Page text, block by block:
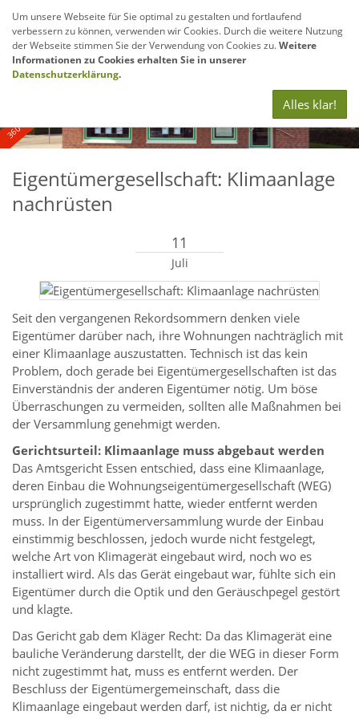
360° - und Luftbildaufnahmen
Eigentümergesellschaft: Klimaanlage
nachrüsten
11
Juli
Seit den vergangenen Rekordsommern denken viele
Eigentümer darüber nach, ihre Wohnungen nachträglich mit
einer Klimaanlage auszustatten. Technisch ist das kein
Problem, doch gerade bei Eigentümergesellschaften ist das
Einverständnis der anderen Eigentümer nötig. Um böse
Überraschungen zu vermeiden, sollten alle Maßnahmen bei
der Versammlung genehmigt werden.
Gerichtsurteil: Klimaanlage muss abgebaut werden
Das Amtsgericht Essen entschied, dass eine Klimaanlage,
deren Einbau die Wohnungseigentümergesellschaft (WEG)
ursprünglich zugestimmt hatte, wieder entfernt werden
muss. In der Eigentümerversammlung wurde der Einbau
einstimmig beschlossen, jedoch wurde nicht festgelegt,
welche Art von Klimagerät eingebaut wird, noch wo es
installiert wird. Als das Gerät eingebaut war, fühlte sich ein
Eigentümer durch die Optik und den Geräuschpegel gestört
und klagte.
Das Gericht gab dem Kläger Recht: Da das Klimagerät eine
bauliche Veränderung darstellt, der die WEG in dieser Form
nicht zugestimmt hat, muss es entfernt werden. Der
Beschluss der Eigentümergemeinschaft, dass die
Klimaanlage eingebaut werden darf, ist nichtig, da er nicht
Um unsere Webseite für Sie optimal zu gestalten und fortlaufend
verbessern zu können, verwenden wir Cookies. Durch die weitere Nutzung
der Webseite stimmen Sie der Verwendung von Cookies zu.Weitere
Informationen zu Cookies erhalten Sie in unserer
Datenschutzerklärung.
Alles klar!